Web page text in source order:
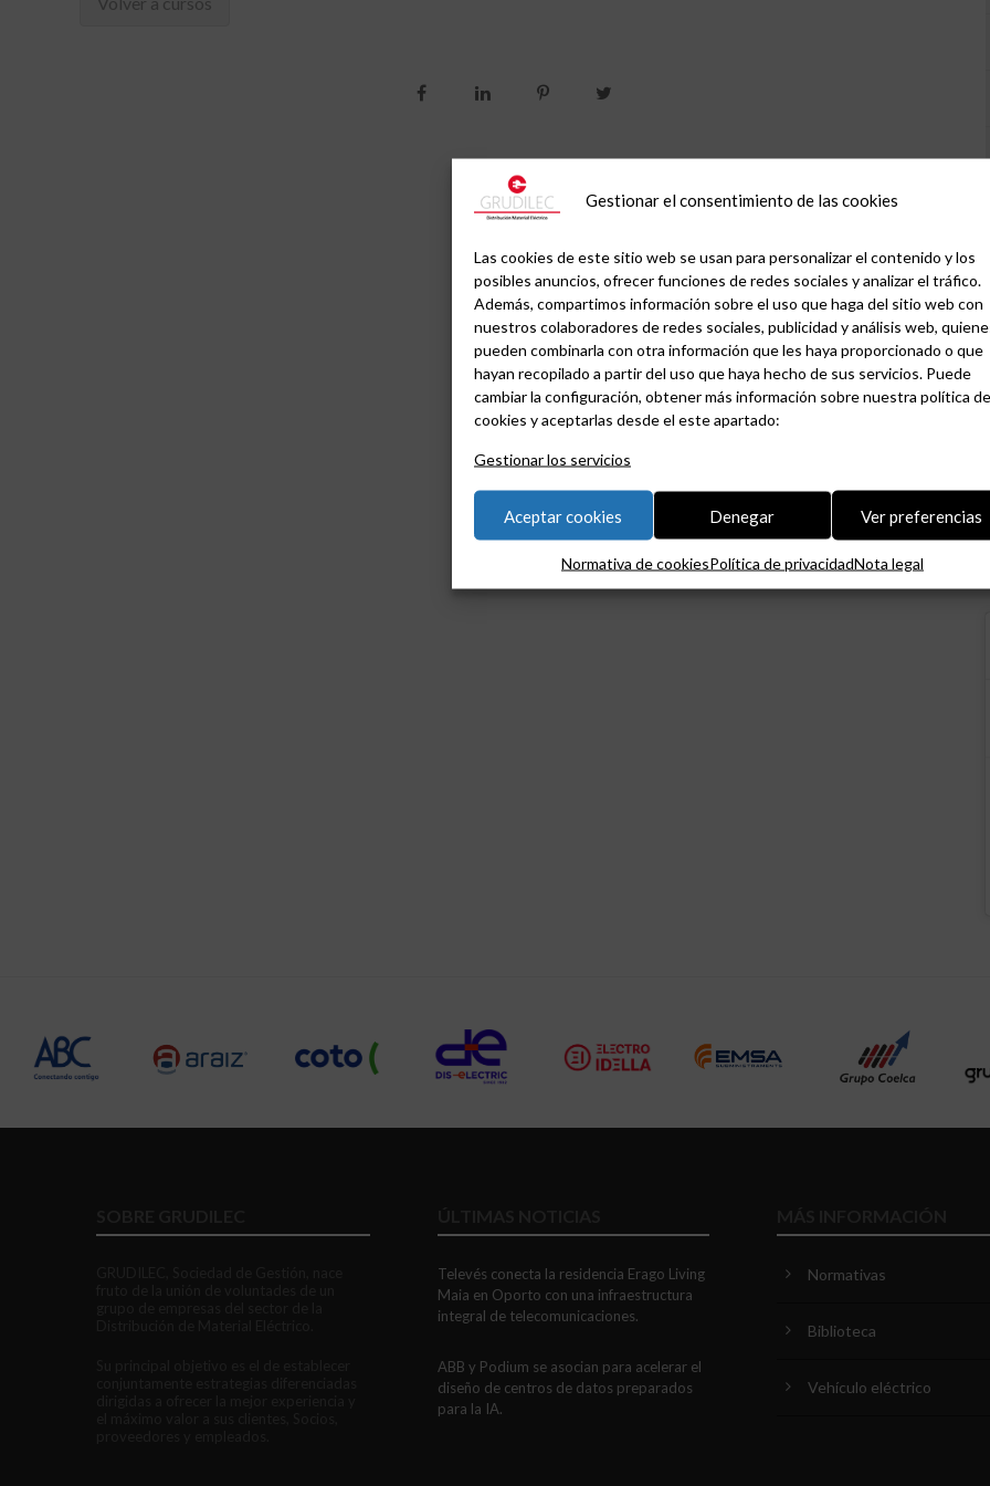
Gestionar el consentimiento de las cookies
Las cookies de este sitio web se usan para personalizar el contenido y los
posibles anuncios, ofrecer funciones de redes sociales y analizar el tráfico.
Además, compartimos información sobre el uso que haga del sitio web con
nuestros colaboradores de redes sociales, publicidad y análisis web,
pueden combinarla con otra información que les haya proporcionado o que
hayan recopilado a partir del uso que haya hecho de sus servicios. Puede
cambiar la configuración, obtener más información sobre nuestra política de
cookies y aceptarlas desde el este apartado:
Gestionar los servicios
Aceptar cookies Denegar Ver preferencias
Normativa de cookiesPolítica de privacidadNota legal
Televés conecta la residencia Erago Living
Maia en Oporto con una infraestructura
integral de telecomunicaciones.
ABB y Podium se asocian para acelerar el
diseño de centros de datos preparados
para la IA.
Normativas
Biblioteca
Vehículo eléctrico